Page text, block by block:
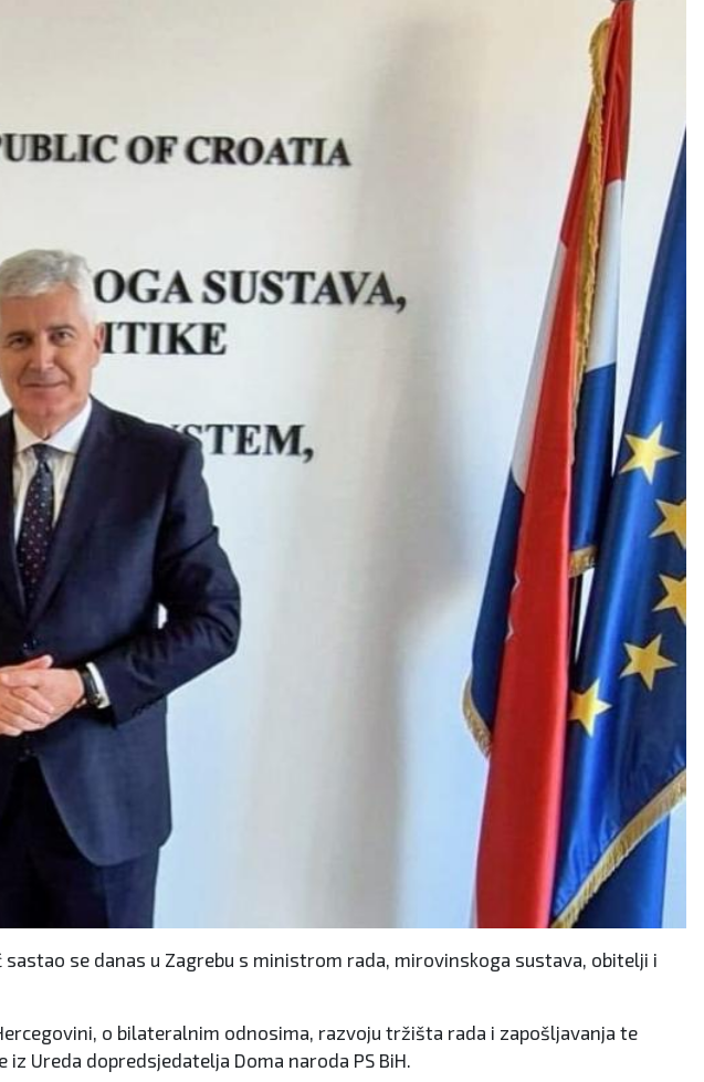
se danas u Zagrebu s ministrom rada, mirovinskoga sustava, obitelji i
o bilateralnim odnosima, razvoju tržišta rada i zapošljavanja te
Ureda dopredsjedatelja Doma naroda PS BiH.